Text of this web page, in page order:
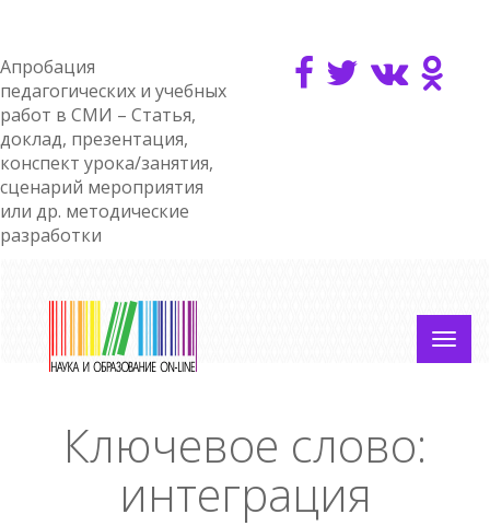
Апробация
педагогических и учебных
работ в СМИ – Статья,
доклад, презентация,
конспект урока/занятия,
сценарий мероприятия
или др. методические
разработки
Ключевое слово:
интеграция